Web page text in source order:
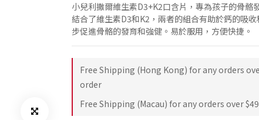
小兒利撒爾維生素D3+K2口含片，專為孩子的骨骼
結合了維生素D3和K2，兩者的組合有助於鈣的吸
步促進骨骼的發育和強健。易於服用，方便快捷。
Free Shipping (Hong Kong) for any orders
order
Free Shipping (Macau) for any orders over